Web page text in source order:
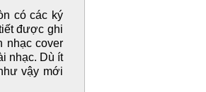
có các ký
được ghi
nhạc cover
nhạc. Dù ít
vậy mới